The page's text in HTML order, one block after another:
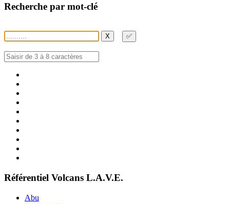
Recherche par mot-clé
X ✅
Référentiel Volcans L.A.V.E.
Abu